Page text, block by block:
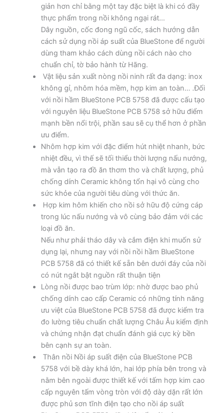
giản hơn chỉ bằng một tay đặc biệt là khi có đầy
thực phẩm trong nồi không ngại rát…
Dây nguồn, cốc đong ngũ cốc, sách hướng dẫn
cách sử dụng nồi áp suất của BlueStone để người
dùng tham khảo cách dùng nồi cách nào cho
chuẩn chỉ, tờ bảo hành từ Hãng.
Vật liệu sản xuất nòng nồi ninh rất đa dạng: inox
không gỉ, nhôm hóa mềm, hợp kim an toàn… .Đối
với nồi hầm BlueStone PCB 5758 đã được cấu tạo
với nguyên liệu BlueStone PCB 5758 sở hữu điểm
mạnh bền nổi trội, phần sau sẽ cụ thể hơn ở phần
ưu điểm.
Nhôm hợp kim với đặc điểm hút nhiệt nhanh, bức
nhiệt đều, vì thế sẽ tối thiểu thời lượng nấu nướng,
mà vẫn tạo ra đồ ăn thơm tho và chất lượng, phủ
chống dính Ceramic không tổn hại vô cùng cho
sức khỏe của người tiêu dùng với thức ăn.
Hợp kim hôm khiến cho nồi sở hữu độ cứng cáp
trong lúc nấu nướng và vô cùng bảo đảm với các
loại đồ ăn.
Nếu như phải tháo dây và cắm điện khi muốn sử
dụng lại, nhưng nay với nồi nồi hầm BlueStone
PCB 5758 đã có thiết kế sẵn bên dưới đáy của nồi
có nút ngắt bật nguồn rất thuận tiện
Lòng nồi được bao trùm lớp: nhờ được bao phủ
chống dính cao cấp Ceramic có những tính năng
ưu việt của BlueStone PCB 5758 đã được kiểm tra
đo lường tiêu chuẩn chất lượng Châu Âu kiểm định
và chứng nhận đạt chuẩn đánh giá cực kỳ bền
bên cạnh sự an toàn.
Thân nồi Nồi áp suất điện của BlueStone PCB
5758 với bề dày khá lớn, hai lớp phía bên trong và
nằm bên ngoài được thiết kế với tấm hợp kim cao
cấp nguyên tấm vòng tròn với độ dày dặn rất lớn
được phủ sơn tĩnh điện tạo cho nồi áp suất